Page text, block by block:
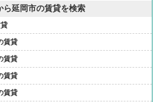
ら延岡市の賃貸を検索
賃貸
賃貸
賃貸
賃貸